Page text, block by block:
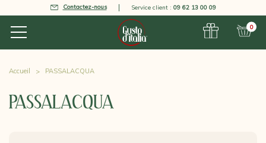
Contactez-nous Service client : 09 62 13 00 09
0
Accueil PASSALACQUA
PASSALACQUA